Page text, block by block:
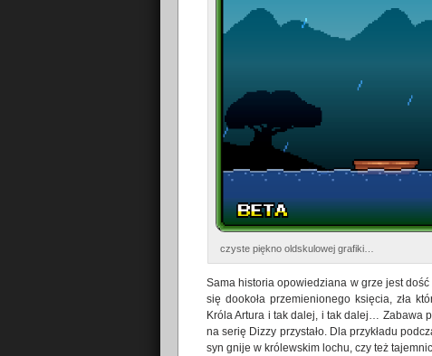
czyste piękno oldskulowej grafiki…
Sama historia opowiedziana w grze jest dość
się dookoła przemienionego księcia, zła
Króla Artura i tak dalej, i tak dalej… Zabawa
na serię Dizzy przystało. Dla przykładu
syn gnije w królewskim lochu, czy też